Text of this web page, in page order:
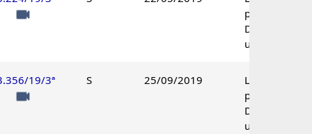
procedente.
Decisão
unânime.
19/3ª S 25/09/2019
Lançamento
procedente.
Decisão
unânime.